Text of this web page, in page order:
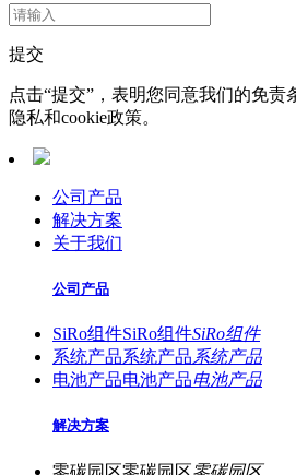
提交
点击“提交”，表明您同意我们的免
隐私和cookie政策。
公司产品
解决方案
关于我们
公司产品
SiRo组件SiRo组件SiRo组件
系统产品系统产品 系统产品
电池产品电池产品电池产品
解决方案
零碳园区零碳园区零碳园区